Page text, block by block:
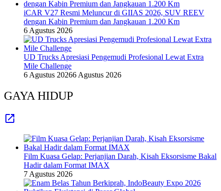
iCAR V27 Resmi Meluncur di GIIAS 2026, SUV REEV
dengan Kabin Premium dan Jangkauan 1.200 Km
6 Agustus 2026
UD Trucks Apresiasi Pengemudi Profesional Lewat Extra
Mile Challenge
6 Agustus 20266 Agustus 2026
GAYA HIDUP
Film Kuasa Gelap: Perjanjian Darah, Kisah Eksorsisme Bakal
Hadir dalam Format IMAX
7 Agustus 2026